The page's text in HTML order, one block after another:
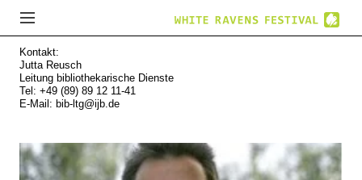
Kontakt:
Jutta Reusch
Leitung bibliothekarische Dienste
Tel: +49 (89) 89 12 11-41
E-Mail: bib-ltg@ijb.de